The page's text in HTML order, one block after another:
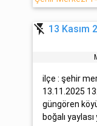
flash_off 13 Kasım
ilçe : şehir
13.11.2025
güngören
boğalı